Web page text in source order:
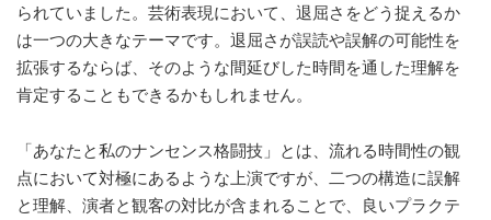
られていました。芸術表現において、退屈さをどう捉えるか
は一つの大きなテーマです。退屈さが誤読や誤解の可能性を
拡張するならば、そのような間延びした時間を通した理解を
肯定することもできるかもしれません。
「あなたと私のナンセンス格闘技」とは、流れる時間性の観
点において対極にあるような上演ですが、二つの構造に誤解
と理解、演者と観客の対比が含まれることで、良いプラクテ